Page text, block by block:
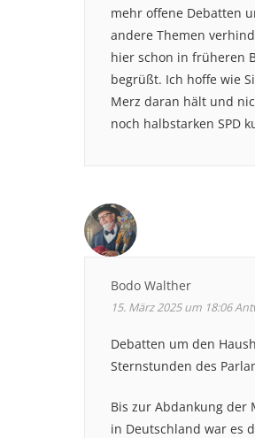
mehr offene Debatten
andere Themen
hier schon in früheren
begrüßt. Ich hoffe wie
Merz daran hält und
noch halbstarken SPD
Bodo Walther
15. März 2025 um 18:06
Debatten um den
Sternstunden des
Bis zur Abdankung der
in Deutschland war es